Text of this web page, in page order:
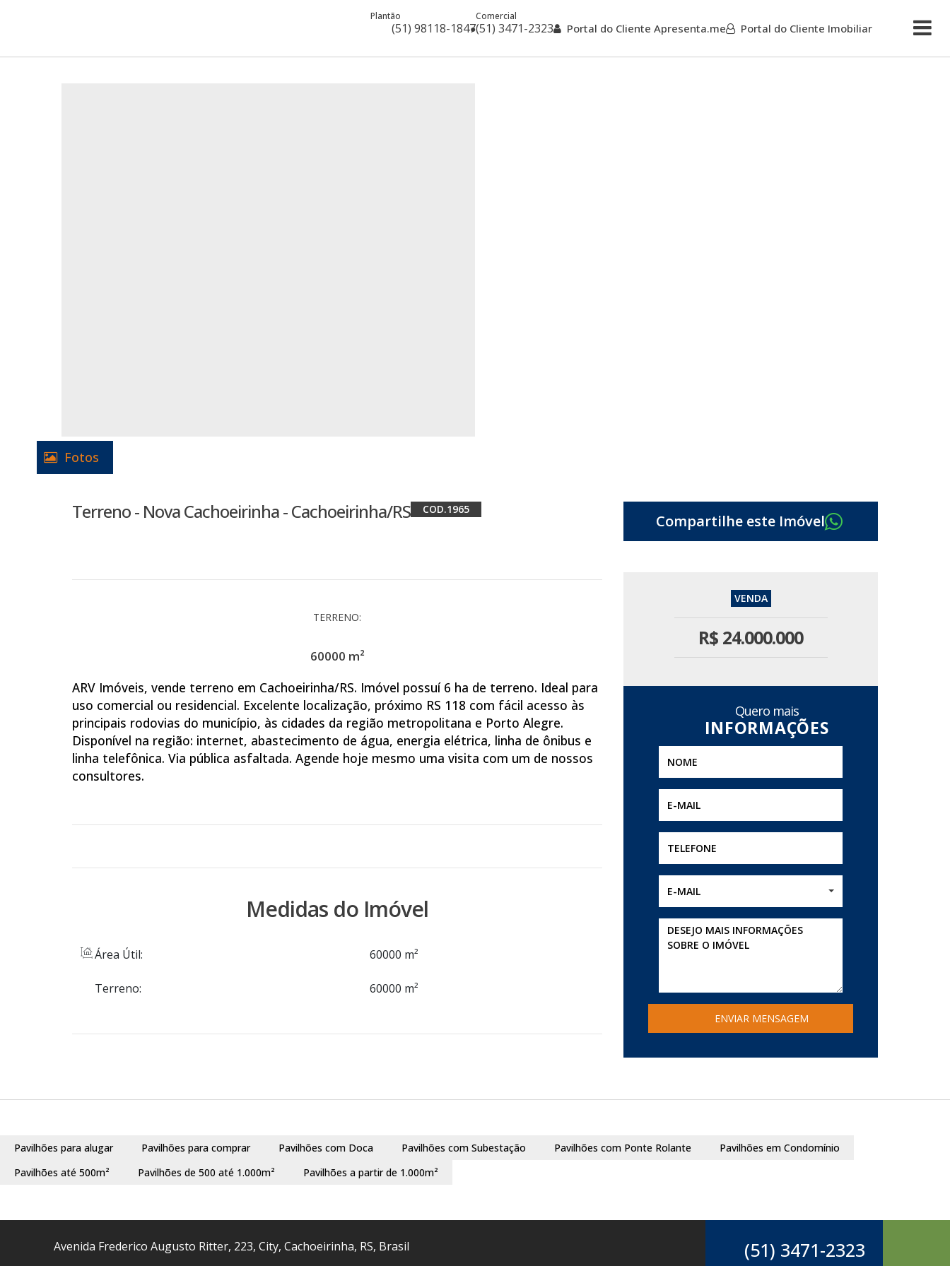
(51) 98118-1847
Plantão
(51) 3471-2323
Comercial
Portal do Cliente Apresenta.me Portal do Cliente Imobiliar
Fotos
Terreno - Nova Cachoeirinha - Cachoeirinha/RS 1965
TERRENO:
60000 m²
ARV Imóveis, vende terreno em Cachoeirinha/RS. Imóvel possuí 6 ha de terreno. Ideal para
uso comercial ou residencial. Excelente localização, próximo RS 118 com fácil acesso às
principais rodovias do município, às cidades da região metropolitana e Porto Alegre.
Disponível na região: internet, abastecimento de água, energia elétrica, linha de ônibus e
linha telefônica. Via pública asfaltada. Agende hoje mesmo uma visita com um de nossos
consultores.
Medidas do Imóvel
Área Útil: 60000 m²
Terreno: 60000 m²
R$ 24.000.000
Quero mais
E-MAIL
Pavilhões para alugar Pavilhões para comprar Pavilhões com Doca Pavilhões com Subestação Pavilhões com Ponte Rolante
Pavilhões em Condomínio
Pavilhões até 500m²
Pavilhões de 500 até 1.000m² Pavilhões a partir de 1.000m²
(51) 3471-2323
Avenida Frederico Augusto Ritter, 223, City, Cachoeirinha, RS, Brasil